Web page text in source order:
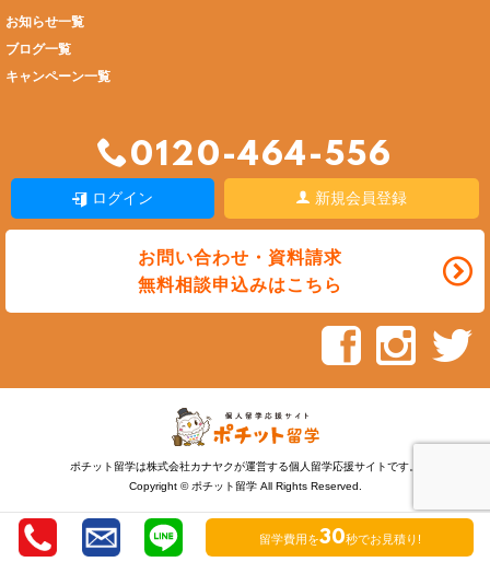
留学費用を30秒でお見積り!
お知らせ一覧
ブログ一覧
キャンペーン一覧
0120-464-556
ログイン 新規会員登録
お問い合わせ・資料請求
無料相談申込みはこちら
ポチット留学は株式会社カナヤクが運営する個人留学応援サイトです。
Copyright © ポチット留学 All Rights Reserved.